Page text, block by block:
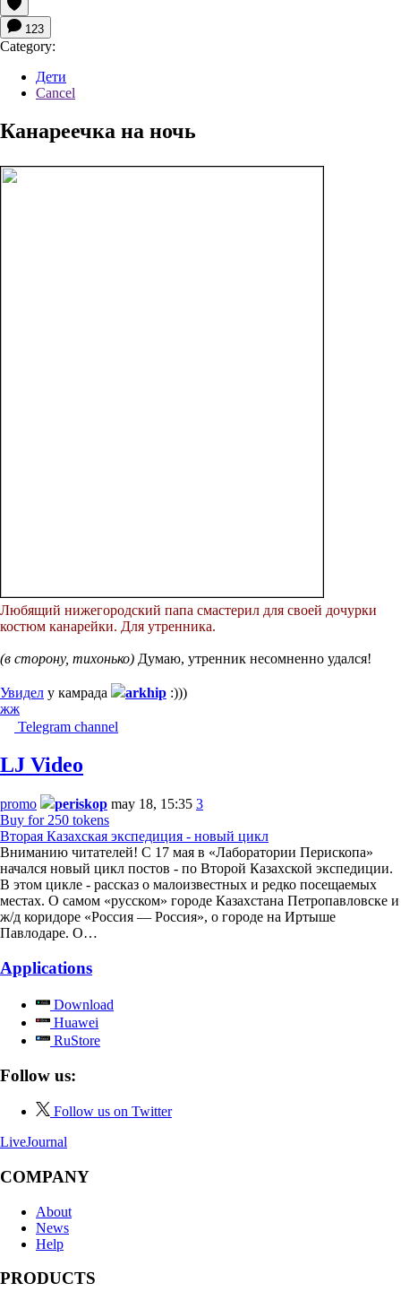
123
Category:
Дети
Cancel
Канареечка на ночь
Любящий нижегородский папа смастерил для своей дочурки
костюм канарейки. Для утренника.
(в сторону, тихонько) Думаю, утренник несомненно удался!
Увидел у камрада arkhip :)))
жж
Telegram channel
LJ Video
promo periskop may 18, 15:35 3
Buy for 250 tokens
Вторая Казахская экспедиция - новый цикл
Вниманию читателей! С 17 мая в «Лаборатории Перископа»
начался новый цикл постов - по Второй Казахской экспедиции.
В этом цикле - рассказ о малоизвестных и редко посещаемых
местах. О самом «русском» городе Казахстана Петропавловске и
ж/д коридоре «Россия — Россия», о городе на Иртыше
Павлодаре. О…
Applications
Download
Huawei
RuStore
Follow us:
Follow us on Twitter
LiveJournal
COMPANY
About
News
Help
PRODUCTS